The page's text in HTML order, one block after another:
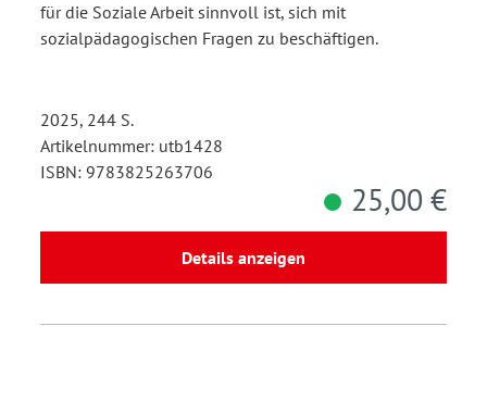
für die Soziale Arbeit sinnvoll ist, sich mit
sozialpädagogischen Fragen zu beschäftigen.
2025, 244 S.
Artikelnummer: utb1428
ISBN: 9783825263706
25,00 €
Details anzeigen